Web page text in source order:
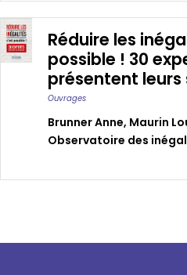
Réduire les
possible ! 30
présentent leurs
Ouvrages
Brunner Anne, Maurin
Observatoire des